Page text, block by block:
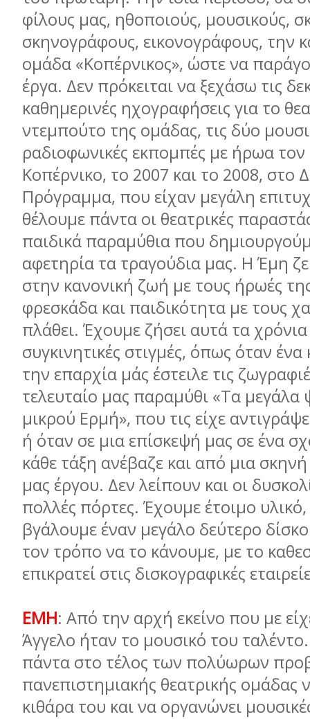
φίλους µας, ηθοποιούς, µουσικούς,
σκηνογράφους, εικονογράφους, την
οµάδα «Κοπέρνικος», ώστε να
έργα. Δεν πρόκειται να ξεχάσω τις
καθηµερινές ηχογραφήσεις για το
ντεµπούτο της οµάδας, τις δύο
ραδιοφωνικές εκποµπές µε ήρωα τον
Κοπέρνικο, το 2007 και το 2008, στο
Πρόγραµµα, που είχαν µεγάλη
θέλουµε πάντα οι θεατρικές
παιδικά παραµύθια που
αφετηρία τα τραγούδια µας. Η Έµη
στην κανονική ζωή µε τους ήρωές
φρεσκάδα και παιδικότητα µε τους
πλάθει. Έχουµε ζήσει αυτά τα
συγκινητικές στιγµές, όπως όταν
την επαρχία µάς έστειλε τις
τελευταίο µας παραµύθι «Τα µεγάλα
µικρού Ερµή», που τις είχε
ή όταν σε µια επίσκεψή µας σε ένα
κάθε τάξη ανέβαζε και από µια
µας έργου. Δεν λείπουν και οι
πολλές πόρτες. Έχουµε έτοιµο
βγάλουµε έναν µεγάλο δεύτερο
τον τρόπο να το κάνουµε, µε το
επικρατεί στις δισκογραφικές
ΕΜΗ: Από την αρχή εκείνο που µε
Άγγελο ήταν το µουσικό του
πάντα στο τέλος των πολύωρων
πανεπιστηµιακής θεατρικής οµάδας
κιθάρα του και να οργανώνει